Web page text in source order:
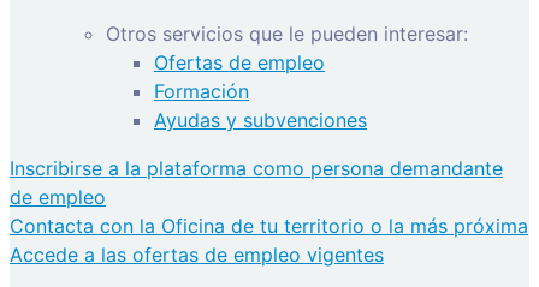
Otros servicios que le pueden interesar:
Ofertas de empleo
Formación
Ayudas y subvenciones
Inscribirse a la plataforma como persona demandante
de empleo
Contacta con la Oficina de tu territorio o la más próxima
Accede a las ofertas de empleo vigentes